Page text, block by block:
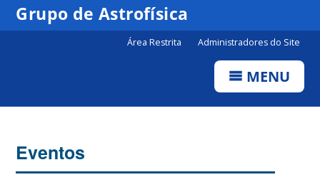
Grupo de Astrofísica
Área Restrita Administradores do Site
MENU
Eventos